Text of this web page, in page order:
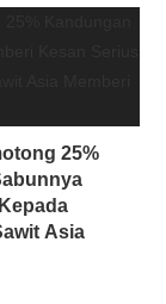
25%
Asia